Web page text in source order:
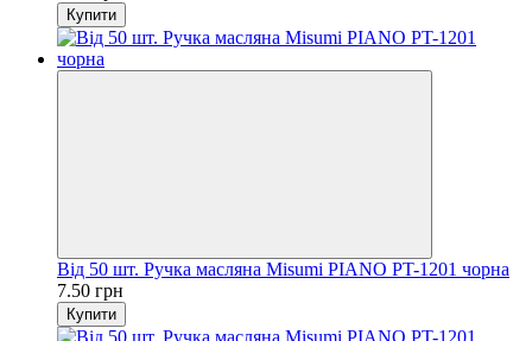
Купити
Від 50 шт. Ручка масляна Misumi PIANO PT-1201 чорна
7.50 грн
Купити